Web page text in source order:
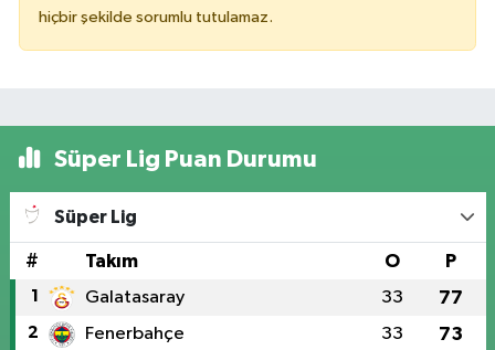
hiçbir şekilde sorumlu tutulamaz.
Süper Lig Puan Durumu
Süper Lig
# Takım O P
1 Galatasaray 33 77
2 Fenerbahçe 33 73